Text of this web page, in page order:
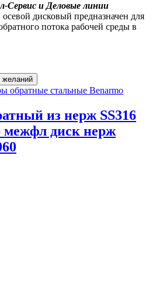
Сервис и Деловые линии
дисковый предназначен для
потока рабочей среды в
желаний
обратные стальные Benarmo
из нерж SS316
межфл диск нерж